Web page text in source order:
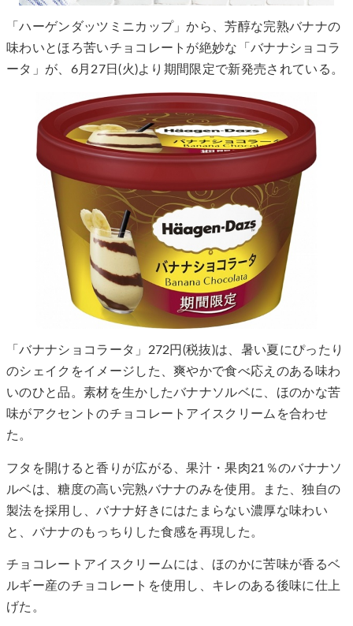
「ハーゲンダッツミニカップ」から、芳醇な完熟バナナの
味わいとほろ苦いチョコレートが絶妙な「バナナショコラ
ータ」が、6月27日(火)より期間限定で新発売されている。
「バナナショコラータ」272円(税抜)は、暑い夏にぴったり
のシェイクをイメージした、爽やかで食べ応えのある味わ
いのひと品。素材を生かしたバナナソルベに、ほのかな苦
味がアクセントのチョコレートアイスクリームを合わせ
た。
フタを開けると香りが広がる、果汁・果肉21％のバナナソ
ルベは、糖度の高い完熟バナナのみを使用。また、独自の
製法を採用し、バナナ好きにはたまらない濃厚な味わい
と、バナナのもっちりした食感を再現した。
チョコレートアイスクリームには、ほのかに苦味が香るベ
ルギー産のチョコレートを使用し、キレのある後味に仕上
げた。